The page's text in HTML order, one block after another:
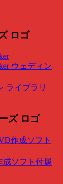
ウェディン
ライブラリ
作成ソフト
ソフト付属